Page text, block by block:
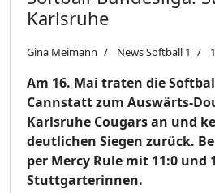
Karlsruhe
Gina Meimann News Softball 1
Am 16. Mai traten die
Cannstatt zum Auswärts-
Karlsruhe Cougars an und
deutlichen Siegen zurück.
per Mercy Rule mit 11:0 und
Stuttgarterinnen.